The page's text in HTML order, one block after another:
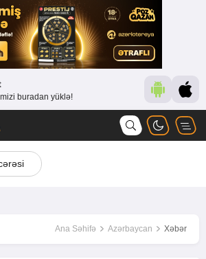
buradan yüklə!
Ana Səhifə Azərbaycan Xəbər